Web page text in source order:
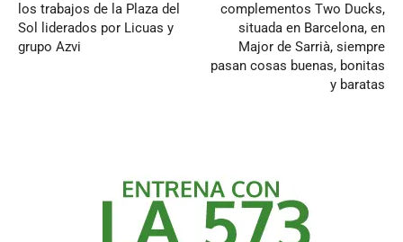
los trabajos de la Plaza del
Sol liderados por Licuas y
grupo Azvi
complementos Two Ducks,
situada en Barcelona, en
Major de Sarrià, siempre
pasan cosas buenas, bonitas
y baratas